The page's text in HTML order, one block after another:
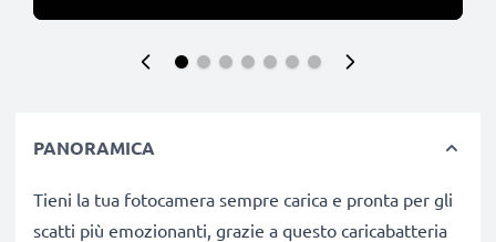
PANORAMICA
Tieni la tua fotocamera sempre carica e pronta per gli
scatti più emozionanti, grazie a questo caricabatteria